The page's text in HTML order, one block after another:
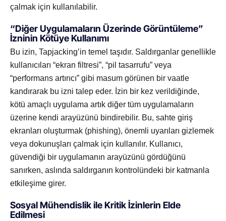
çalmak için kullanılabilir.
“Diğer Uygulamaların Üzerinde Görüntüleme”
İzninin Kötüye Kullanımı
Bu izin, Tapjacking’in temel taşıdır. Saldırganlar genellikle
kullanıcıları “ekran filtresi”, “pil tasarrufu” veya
“performans artırıcı” gibi masum görünen bir vaatle
kandırarak bu izni talep eder. İzin bir kez verildiğinde,
kötü amaçlı uygulama artık diğer tüm uygulamaların
üzerine kendi arayüzünü bindirebilir. Bu, sahte giriş
ekranları oluşturmak (phishing), önemli uyarıları gizlemek
veya dokunuşları çalmak için kullanılır. Kullanıcı,
güvendiği bir uygulamanın arayüzünü gördüğünü
sanırken, aslında saldırganın kontrolündeki bir katmanla
etkileşime girer.
Sosyal Mühendislik ile Kritik İzinlerin Elde
Edilmesi